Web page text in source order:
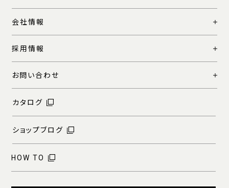
会社情報
採用情報
お問い合わせ
カタログ
ショップブログ
HOW TO